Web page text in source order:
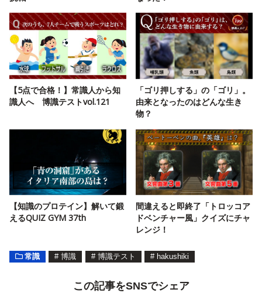
【5点で合格！】常識人から知
識人へ 博識テストvol.121
「ゴリ押しする」の「ゴリ」。
由来となったのはどんな生き
物？
【知識のプロテイン】解いて鍛
えるQUIZ GYM 37th
間違えると即終了「トロッコア
ドベンチャー風」クイズにチャ
レンジ！
常識 # 博識 # 博識テスト # hakushiki
この記事をSNSでシェア